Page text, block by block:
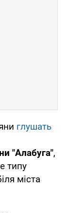
глушать
"Алабуга",
типу
міста